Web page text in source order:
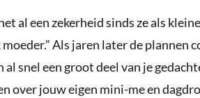
al een zekerheid sinds ze als
Als jaren later de plannen
snel een groot deel van je
over jouw eigen mini-me en